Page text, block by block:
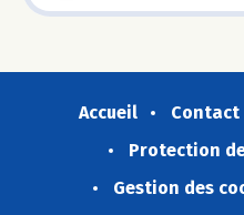
Accueil Contact
Protection
Gestion des